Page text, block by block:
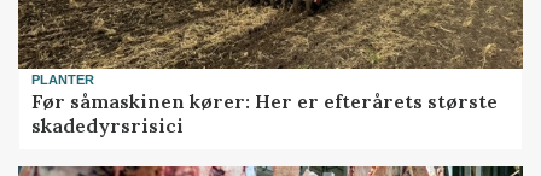
PLANTER
Før såmaskinen kører: Her er efterårets største
skadedyrsrisici